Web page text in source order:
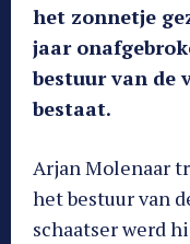
het zonnetje
jaar
bestuur van de
bestaat.
Arjan Molenaar
het bestuur van
schaatser werd